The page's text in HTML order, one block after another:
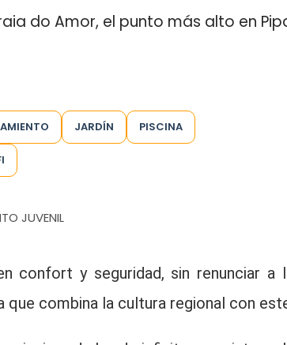
do Amor, el punto más alto en
JARDÍN PISCINA
JUVENIL
confort y seguridad, sin renunciar a
combina la cultura regional con